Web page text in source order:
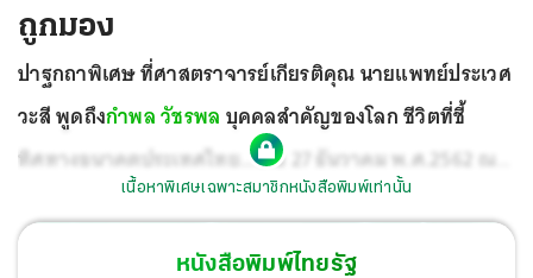
ถูกมอง
ปาฐกถาพิเศษ ที่ศาสตราจารย์เกียรติคุณ นายแพทย์ประเวศ
วะสี พูดถึงกำพล วัชรพล บุคคลสำคัญของโลก ชีวิตที่ชี้
ทิศทางอนาคตประเทศไทย...เมื่อ 27 ธันวาคม พ.ศ.2562 ณ
สำนักงาน นสพ.ไทยรัฐ มีหลายมุมมอง...ผมขออนุญาตคัดย่อ
มาสักมุมหนึ่ง
เนื้อหาพิเศษเฉพาะสมาชิกหนังสือพิมพ์เท่านั้น
หนังสือพิมพ์ไทยรัฐ